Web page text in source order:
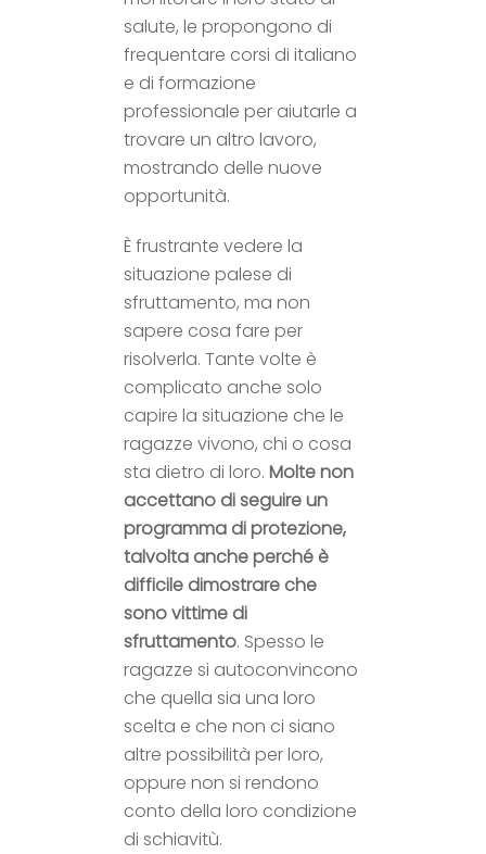
salute, le propongono di
frequentare corsi di italiano
e di formazione
professionale per aiutarle a
trovare un altro lavoro,
mostrando delle nuove
opportunità.
È frustrante vedere la
situazione palese di
sfruttamento, ma non
sapere cosa fare per
risolverla. Tante volte è
complicato anche solo
capire la situazione che le
ragazze vivono, chi o cosa
sta dietro di loro.Molte non
accettano di seguire un
programma di protezione,
talvolta anche perché è
difficile dimostrare che
sono vittime di
sfruttamento. Spesso le
ragazze si autoconvincono
che quella sia una loro
scelta e che non ci siano
altre possibilità per loro,
oppure non si rendono
conto della loro condizione
di schiavitù.